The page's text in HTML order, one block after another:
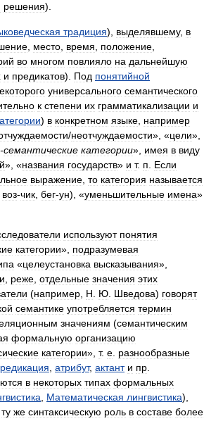
решения).
традиция), выделявшему, в
место время положение
во многом повлияло на дальнейшую
и предикатов). Под понятийной
универсального семантического
к степени их грамматикализации и
) в конкретном языке например
/​неотчуждаемости», «цели»,
-семантические категории», имея в виду
», «названия государств» и т. п
Если
выражение то категория называется
воз-чик бег-ун), «уменьшительные имена»
используют понятия
категории», подразумевая
«целеустановка высказывания»,
реже отдельные значения этих
(например Н Ю Шведова) говорят
семантике употребляется термин
значениям (семантическим
формальную организацию
категории», т. е разнообразные
атрибут, актант и пр
в некоторых типах формальных
Математическая лингвистика),
ту же синтаксическую роль в составе более